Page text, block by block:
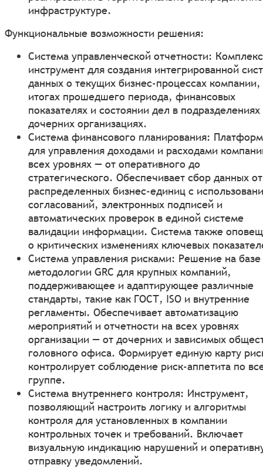
инфраструктуре.
Функциональные возможности решения:
Система управленческой отчетности:
инструмент для создания интегрированной
данных о текущих бизнес-процессах компании,
итогах прошедшего периода, финансовых
показателях и состоянии дел в подразделениях
дочерних организациях.
Система финансового планирования:
для управления доходами и расходами
всех уровнях — от оперативного до
стратегического. Обеспечивает сбор данных от
распределенных бизнес-единиц с
согласований, электронных подписей и
автоматических проверок в единой системе
валидации информации. Система также
о критических изменениях ключевых
Система управления рисками: Решение на базе
методологии GRC для крупных компаний,
поддерживающее и адаптирующее различные
стандарты, такие как ГОСТ, ISO и внутренние
регламенты. Обеспечивает автоматизацию
мероприятий и отчетности на всех уровнях
организации — от дочерних и зависимых
головного офиса. Формирует единую карту
контролирует соблюдение риск-аппетита по
группе.
Система внутреннего контроля: Инструмент,
позволяющий настроить логику и алгоритмы
контроля для установленных в компании
контрольных точек и требований. Включает
визуальную индикацию нарушений и
отправку уведомлений.